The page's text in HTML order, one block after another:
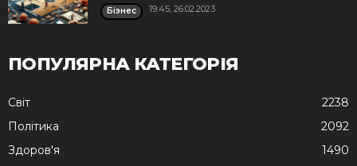
Бізнес 19:45, 26.02.2023
ПОПУЛЯРНА КАТЕГОРІЯ
Cвіт
2238
Політика
2092
Здоров'я
1490